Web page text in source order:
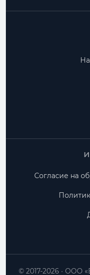
Согласие на
ООО
© 2017-2026